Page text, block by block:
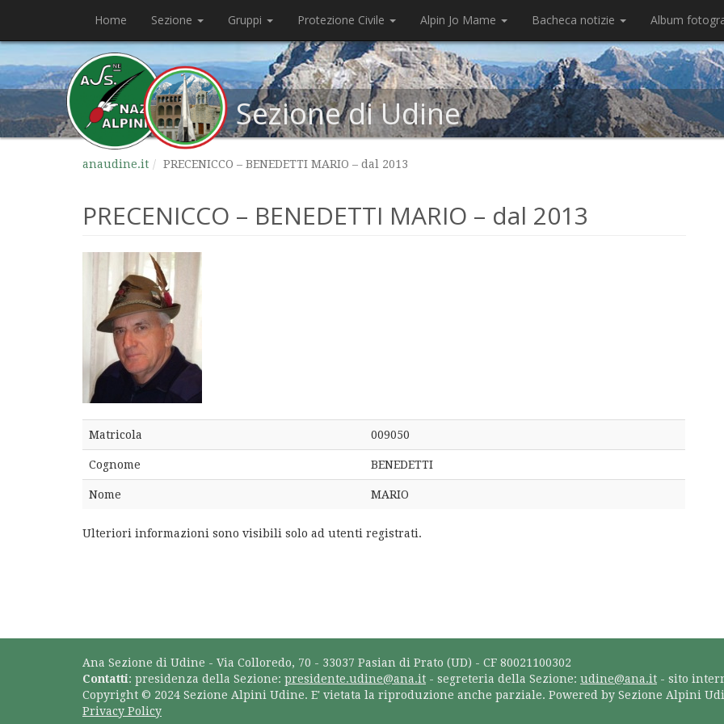
Home Sezione Gruppi Protezione Civile Alpin Jo Mame Bacheca notizie Album
Sezione di Udine
anaudine.it PRECENICCO – BENEDETTI MARIO – dal 2013
PRECENICCO – BENEDETTI MARIO – dal 2013
Matricola 009050
Cognome BENEDETTI
Nome MARIO
Ulteriori informazioni sono visibili solo ad utenti registrati.
Ana Sezione di Udine - Via Colloredo, 70 - 33037 Pasian di Prato (UD) - CF 80021100302
Contatti: presidenza della Sezione: presidente.udine@ana.it - segreteria della Sezione: udine@ana.it - sito
Copyright © 2024 Sezione Alpini Udine. E' vietata la riproduzione anche parziale. Powered by Sezione Alpini
Privacy Policy